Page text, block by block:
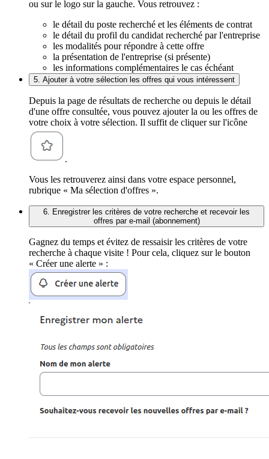
ou sur le logo sur la gauche. Vous retrouvez :
le détail du poste recherché et les éléments de contrat
le détail du profil du candidat recherché par l'entreprise
les modalités pour répondre à cette offre
la présentation de l'entreprise (si présente)
les informations complémentaires le cas échéant
5. Ajouter à votre sélection les offres qui vous intéressent
Depuis la page de résultats de recherche ou depuis le détail
d'une offre consultée, vous pouvez ajouter la ou les offres de
votre choix à votre sélection. Il suffit de cliquer sur l'icône
.
Vous les retrouverez ainsi dans votre espace personnel,
rubrique « Ma sélection d'offres ».
6. Enregistrer les critères de votre recherche et recevoir les
offres par e-mail (abonnement)
Gagnez du temps et évitez de ressaisir les critères de votre
recherche à chaque visite ! Pour cela, cliquez sur le bouton
« Créer une alerte » :